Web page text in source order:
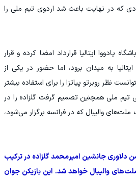
که در نهایت باعث شد اردوی تیم ملی را
پادووا ایتالیا قرارداد امضا کرده و قرار
به میدان برود، اما حضور در یکی از
نظر روبرتو پیاتزا را برای استفاده بیشتر
تیم ملی همچنین تصمیم گرفت گلزاده را در
والیبال که در فرانسه برگزار می‌شود،
دلاوری جانشین امیرمحمد گلزاده در ترکیب
والیبال خواهد شد. این بازیکن جوان